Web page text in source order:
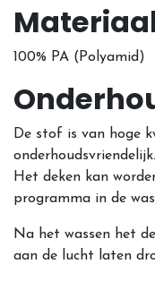
100% PA (Polyamid)
De stof is van hoge
onderhoudsvriendelijk.
Het deken kan
programma in de
Na het wassen het
aan de lucht laten